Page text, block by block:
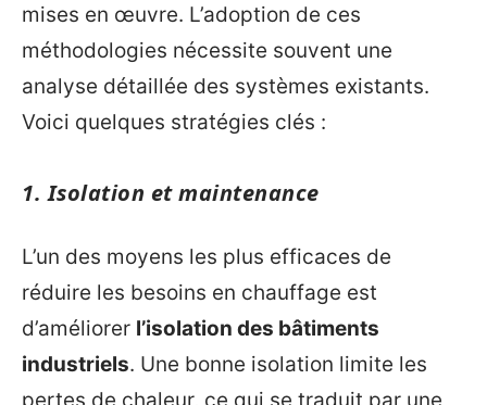
mises en œuvre. L’adoption de ces
méthodologies nécessite souvent une
analyse détaillée des systèmes existants.
Voici quelques stratégies clés :
1. Isolation et maintenance
L’un des moyens les plus efficaces de
réduire les besoins en chauffage est
d’améliorer l’isolation des bâtiments
industriels. Une bonne isolation limite les